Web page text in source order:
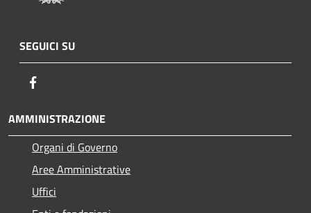
SEGUICI SU
AMMINISTRAZIONE
Organi di Governo
Aree Amministrative
Uffici